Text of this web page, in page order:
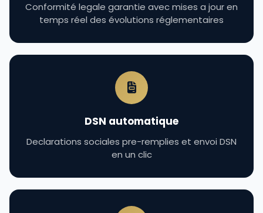
Conformité legale garantie avec mises a jour en
temps réel des évolutions réglementaires
DSN automatique
Declarations sociales pre-remplies et envoi DSN
en un clic